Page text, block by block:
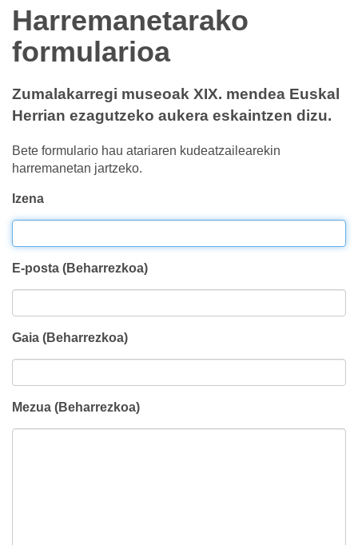
Harremanetarako
formularioa
Zumalakarregi museoak XIX. mendea Euskal
Herrian ezagutzeko aukera eskaintzen dizu.
Bete formulario hau atariaren kudeatzailearekin
harremanetan jartzeko.
Izena
E-posta (Beharrezkoa)
Gaia (Beharrezkoa)
Mezua (Beharrezkoa)